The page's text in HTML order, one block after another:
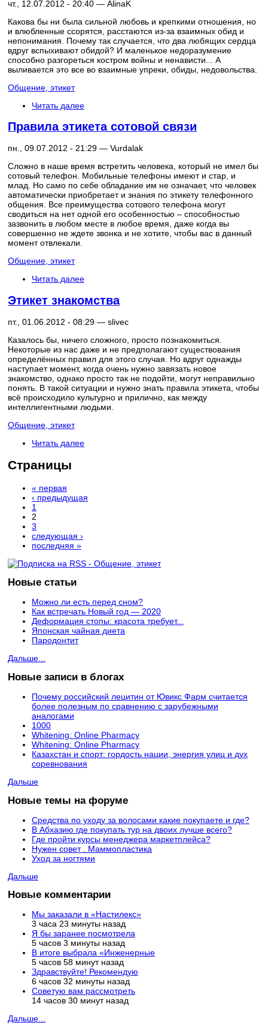
чт., 12.07.2012 - 20:40 — AlinaK
Какова бы ни была сильной любовь и крепкими отношения, но
и влюбленные ссорятся, расстаются из-за взаимных обид и
непонимания. Почему так случается, что два любящих сердца
вдруг вспыхивают обидой? И маленькое недоразумение
способно разгореться костром войны и ненависти... А
выливается это все во взаимные упреки, обиды, недовольства.
Общение, этикет
Читать далее
Правила этикета сотовой связи
пн., 09.07.2012 - 21:29 — Vurdalak
Сложно в наше время встретить человека, который не имел бы
сотовый телефон. Мобильные телефоны имеют и стар, и
млад. Но само по себе обладание им не означает, что человек
автоматически приобретает и знания по этикету телефонного
общения. Все преимущества сотового телефона могут
сводиться на нет одной его особенностью – способностью
зазвонить в любом месте в любое время, даже когда вы
совершенно не ждете звонка и не хотите, чтобы вас в данный
момент отвлекали.
Общение, этикет
Читать далее
Этикет знакомства
пт., 01.06.2012 - 08:29 — slivec
Казалось бы, ничего сложного, просто познакомиться.
Некоторые из нас даже и не предполагают существования
определённых правил для этого случая. Но вдруг однажды
наступает момент, когда очень нужно завязать новое
знакомство, однако просто так не подойти, могут неправильно
понять. В такой ситуации и нужно знать правила этикета, чтобы
всё происходило культурно и прилично, как между
интеллигентными людьми.
Общение, этикет
Читать далее
Страницы
« первая
‹ предыдущая
1
2
3
следующая ›
последняя »
Новые статьи
Можно ли есть перед сном?
Как встречать Новый год — 2020
Деформация стопы: красота требует...
Японская чайная диета
Пародонтит
Дальше...
Новые записи в блогах
Почему российский лецитин от Ювикс Фарм считается
более полезным по сравнению с зарубежными
аналогами
1000
Whitening: Online Pharmacy
Whitening: Online Pharmacy
Казахстан и спорт: гордость нации, энергия улиц и дух
соревнования
Дальше
Новые темы на форуме
Средства по уходу за волосами какие покупаете и где?
В Абхазию где покупать тур на двоих лучше всего?
Где пройти курсы менеджера маркетплейса?
Нужен совет . Маммопластика
Уход за ногтями
Дальше
Новые комментарии
Мы заказали в «Настилекс»
3 часа 23 минуты назад
Я бы заранее посмотрела
5 часов 3 минуты назад
В итоге выбрала «Инженерные
5 часов 58 минут назад
Здравствуйте! Рекомендую
6 часов 32 минуты назад
Советую вам рассмотреть
14 часов 30 минут назад
Дальше...